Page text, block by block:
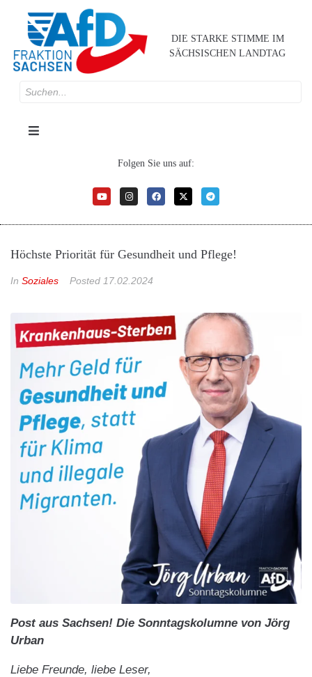
DIE STARKE STIMME IM
SÄCHSISCHEN LANDTAG
Folgen Sie uns auf:
Höchste Priorität für Gesundheit und Pflege!
In Soziales Posted 17.02.2024
Post aus Sachsen! Die Sonntagskolumne von Jörg
Urban
Liebe Freunde, liebe Leser,